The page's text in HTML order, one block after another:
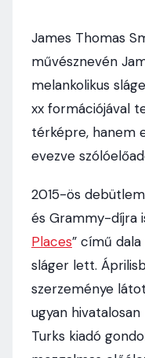
James Thomas
művésznevén
melankolikus
xx formációjával
térképre, hanem
evezve
2015-ös
és Grammy-díjra
Places” című
sláger lett.
szerzeménye
ugyan
Turks kiadó